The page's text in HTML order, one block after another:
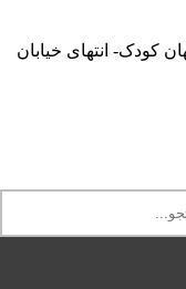
کودک- انتهای خیابان